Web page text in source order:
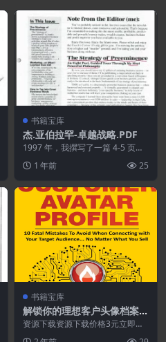
书籍宝库
杰.亚伯拉罕-卓越战略.PDF
1997 年，我撰写了一篇 4-5 页的
略”，这篇文...
1 年前 25
书籍宝库
解锁你的理想客户头像档案-
与目标受众建立联系时应避免
的10个致命错误.无论你卖什
资源下载资源下载价格3元立即购